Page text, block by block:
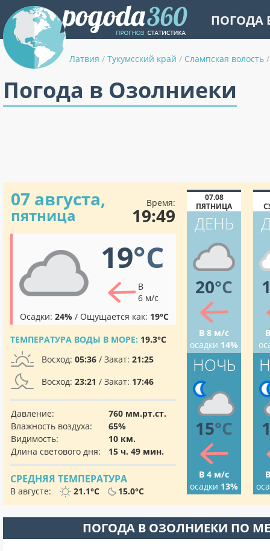
ПОГОДА
Латвия / Тукумсский край / Слампская волость /
Погода в Озолниеки
07 августа,
пятница
Время:
19:49
19°C
В
6 м/с
Осадки: 24% / Ощущается как: 19°C
ТЕМПЕРАТУРА ВОДЫ В МОРЕ: 19.3°C
Восход: 05:36 / Закат: 21:25
Восход: 23:21 / Закат: 17:46
Давление:
760 мм.рт.ст.
Влажность воздуха:
65%
Видимость:
10 км.
Длина светового дня:
15 ч. 49 мин.
СРЕДНЯЯ ТЕМПЕРАТУРА
В августе: 21.1°C 15.0°C
07.08
ПЯТНИЦА
ДЕНЬ
20°C
В 8 м/с
осадки 14%
НОЧЬ
15°C
В 4 м/с
осадки 13%
ПОГОДА В ОЗОЛНИЕКИ ПО